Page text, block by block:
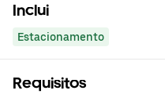
Inclui
Estacionamento
Requisitos